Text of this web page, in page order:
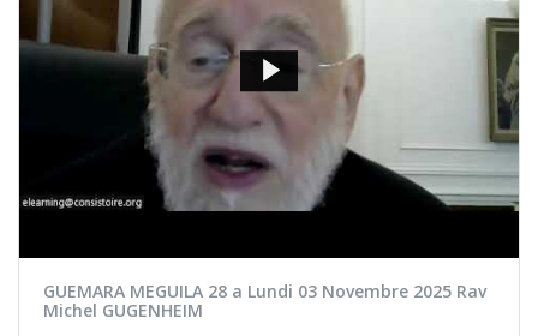
GUEMARA MEGUILA 28 a Lundi 03 Novembre 2025 Rav
Michel GUGENHEIM